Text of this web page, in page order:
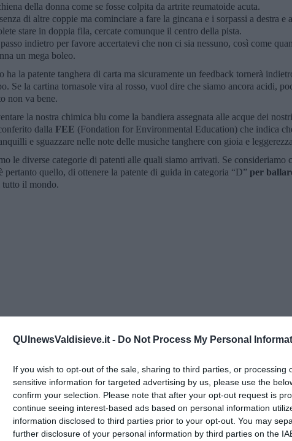
QUInewsValdisieve.it - Do Not Process My Personal
If you wish to opt-out of the sale, sharing to third parties, or processing
sensitive information for targeted advertising by us, please use the
confirm your selection. Please note that after your opt-out request is
continue seeing interest-based ads based on personal information
information disclosed to third parties prior to your opt-out. You may
further disclosure of your personal information by third parties on the
della donna come se fosse colpita da artrite reumatoide acuta.
di altre coppie ma cominciare a fare la gincana e i sorpassi a destra e a
stare in doppia fila, cercate comunque il centro della pista.
indietro per favore accertatevi che non ci sia nessuno, così come
un mega boleo.
ha la patente tanghera di carta ma sicuramente un feedback tornerà
Se la cartina tornasole vira al rosso, vuol dire che siamo ancora acidi,
non va bene.
la nostra chimica blu come la bandiera assegnata alle acque dei nostri
dalla FEE (Fondation for Environmental Education) che indica
e sguazzare nelle note delle musiche tanghere con gioia e
le diverse categorie di patenti alle quali siamo arrivati. Se consideriamo
pertanto quello, di ottenere la patente di guida in categoria “D” per
tutto il mondo.
milonguere” di Maria Caruso
in pista